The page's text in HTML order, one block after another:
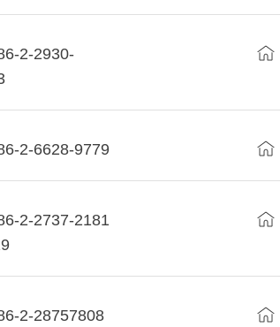
2-2930-
2-6628-9779
2-2737-2181
2-28757808